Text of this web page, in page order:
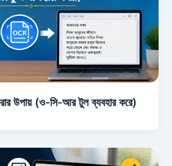
উপায় (ও-সি-আর টুল ব্যবহার করে)